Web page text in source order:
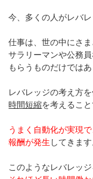
今、多くの人がレバ
仕事は、世の中にさ
サラリーマンや公務
もらうものだけではあ
レバレッジの考え方
時間短縮を考えること
うまく自動化が実現
報酬が発生 してきます
このようなレバレッ